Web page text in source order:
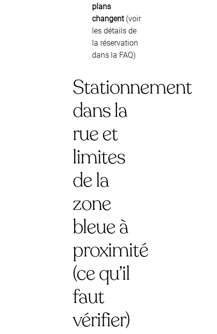
plans
changent(voir
les détails de
la réservation
dans la FAQ)
Stationnement
dans la
rue et
limites
de la
zone
bleue à
proximité
(ce qu’il
faut
vérifier)